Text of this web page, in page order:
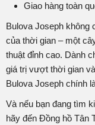
Giao hàng toàn
Bulova Joseph không
của thời gian – một
thuật đỉnh cao. Dành
giá trị vượt thời gian
Bulova Joseph chính
Và nếu bạn đang tìm
hãy đến Đồng hồ Tân